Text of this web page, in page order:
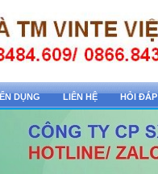
DỤNG LIÊN HỆ HỎI ĐÁP